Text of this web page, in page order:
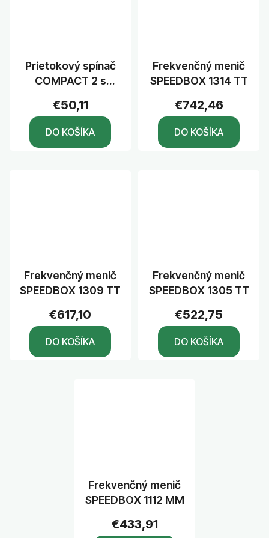
Prietokový spínač
COMPACT 2 s
€50,11
DO KOŠÍKA
Frekvenčný menič
SPEEDBOX 1314 TT
€742,46
DO KOŠÍKA
Frekvenčný menič
SPEEDBOX 1309 TT
€617,10
DO KOŠÍKA
Frekvenčný menič
SPEEDBOX 1305 TT
€522,75
DO KOŠÍKA
Frekvenčný menič
SPEEDBOX 1112 MM
€433,91